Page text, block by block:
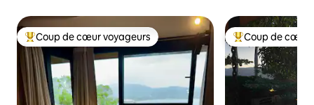
Coups de cœur voyageurs les plus appréciés
Coup de cœur voyageurs Coups de cœur
Coup de cœur